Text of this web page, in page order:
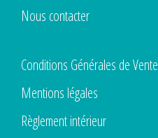
Nous contacter
Conditions Générales de Vente
Mentions légales
Règlement intérieur